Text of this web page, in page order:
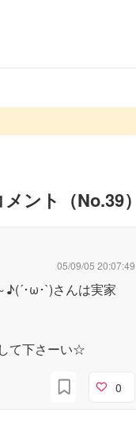
ント（No.39）
05/09/05 20:07:49
･ω･`)さんは実家
て下さーい☆
0